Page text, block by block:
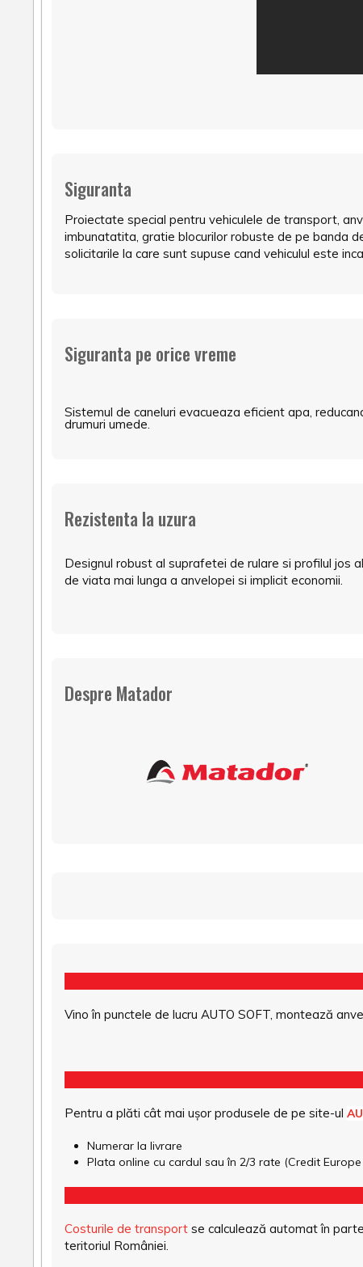
Siguranta
Proiectate special pentru vehiculele de transport,
imbunatatita, gratie blocurilor robuste de pe banda
solicitarile la care sunt supuse cand vehiculul este
Siguranta pe orice vreme
Sistemul de caneluri evacueaza eficient apa,
drumuri umede.
Rezistenta la uzura
Designul robust al suprafetei de rulare si profilul jos
de viata mai lunga a anvelopei si implicit economii.
Despre Matador
Vino în punctele de lucru AUTO SOFT, montează
Pentru a plăti cât mai ușor produsele de pe site-ul
Numerar la livrare
Plata online cu cardul sau în 2/3 rate (Credit
Costurile de transport se calculează automat în
teritoriul României.